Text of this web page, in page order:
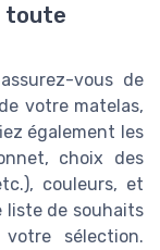
toute
vous de
votre matelas,
également les
choix des
couleurs, et
liste de souhaits
sélection.